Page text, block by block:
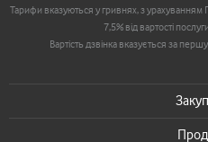
Тарифи вказуються у гривнях, з
7,5% від вартості
Вартість дзвінка вказується за